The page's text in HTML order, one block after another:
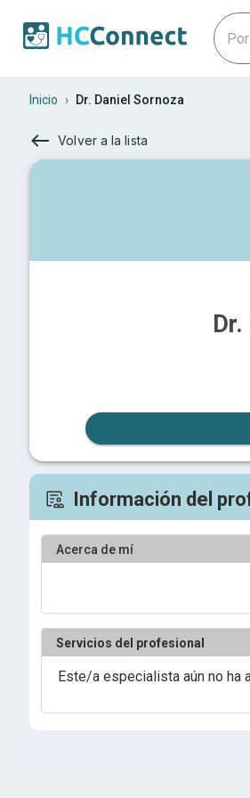
Inicio › Dr. Daniel Sornoza
Volver a la lista
Información del
Acerca de mí
Servicios del profesional
Este/a especialista aún no ha